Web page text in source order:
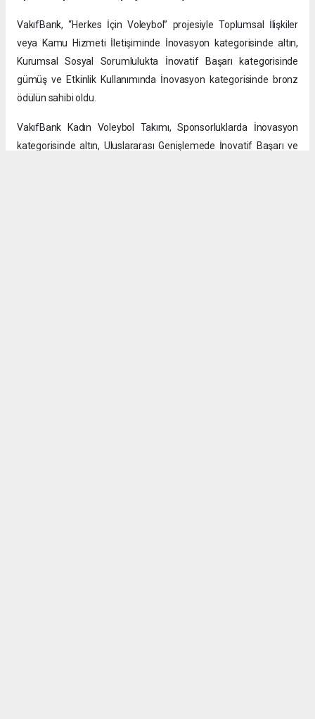
VakıfBank, “Herkes İçin Voleybol” projesiyle Toplumsal İlişkiler
veya Kamu Hizmeti İletişiminde İnovasyon kategorisinde altın,
Kurumsal Sosyal Sorumlulukta İnovatif Başarı kategorisinde
gümüş ve Etkinlik Kullanımında İnovasyon kategorisinde bronz
ödülün sahibi oldu.
VakıfBank Kadın Voleybol Takımı, Sponsorluklarda İnovasyon
kategorisinde altın, Uluslararası Genişlemede İnovatif Başarı ve